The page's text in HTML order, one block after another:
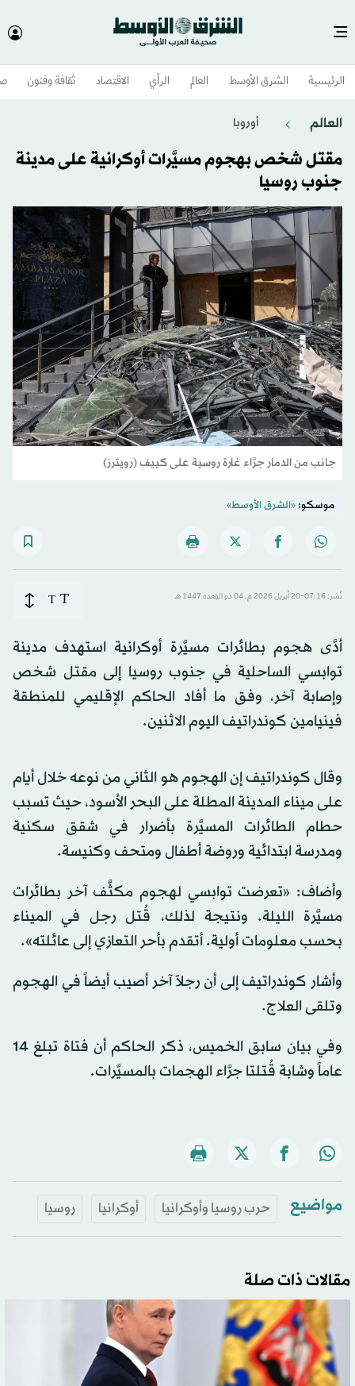
الرئيسية الشرق الأوسط​ العالم الرأي الاقتصاد ثقافة وفنون
العالم أوروبا
مقتل شخص بهجوم مسيَّرات أوكرانية على مدينة
جنوب روسيا
جانب من الدمار جرَّاء غارة روسية على كييف (رويترز)
موسكو:«الشرق الأوسط»
نُشر: 07:16-20 أبريل 2026 م ـ 04 ذو القِعدة 1447 هـ T
T
أدَّى هجوم بطائرات مسيَّرة أوكرانية استهدف مدينة
توابسي الساحلية في جنوب روسيا إلى مقتل شخص
وإصابة آخر، وفق ما أفاد الحاكم الإقليمي للمنطقة
فينيامين كوندراتيف اليوم الاثنين.
وقال كوندراتيف إن الهجوم هو الثاني من نوعه خلال أيام
على ميناء المدينة المطلة على البحر الأسود، حيث تسبب
حطام الطائرات المسيَّرة بأضرار في شقق سكنية
ومدرسة ابتدائية وروضة أطفال ومتحف وكنيسة.
وأضاف: «تعرضت توابسي لهجوم مكثَّف آخر بطائرات
مسيَّرة الليلة. ونتيجة لذلك، قُتل رجل في الميناء
بحسب معلومات أولية. أتقدم بأحر التعازي إلى عائلته».
وأشار كوندراتيف إلى أن رجلاً آخر أصيب أيضاً في الهجوم
وتلقى العلاج.
وفي بيان سابق الخميس، ذكر الحاكم أن فتاة تبلغ 14
عاماً وشابة قُتلتا جرَّاء الهجمات بالمسيَّرات.
مواضيع حرب روسيا وأوكرانيا أوكرانيا روسيا
مقالات ذات صلة